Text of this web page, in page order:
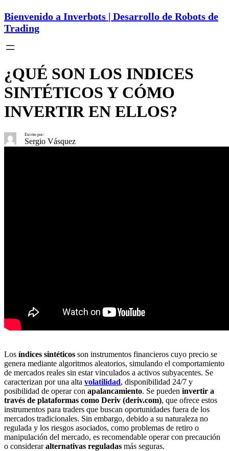
Bienvenido a Inverbots | Desarrollo de Robots de
Trading
¿QUÉ SON LOS INDICES
SINTÉTICOS Y CÓMO
INVERTIR EN ELLOS?
Escrito por:
Sergio Vásquez
Los índices sintéticos son instrumentos financieros cuyo precio se
genera mediante algoritmos aleatorios, simulando el comportamiento
de mercados reales sin estar vinculados a activos subyacentes. Se
caracterizan por una alta volatilidad, disponibilidad 24/7 y
posibilidad de operar con apalancamiento. Se pueden invertir a
través de plataformas como Deriv (deriv.com), que ofrece estos
instrumentos para traders que buscan oportunidades fuera de los
mercados tradicionales. Sin embargo, debido a su naturaleza no
regulada y los riesgos asociados, como problemas de retiro o
manipulación del mercado, es recomendable operar con precaución
o consideraralternativas reguladas más seguras.